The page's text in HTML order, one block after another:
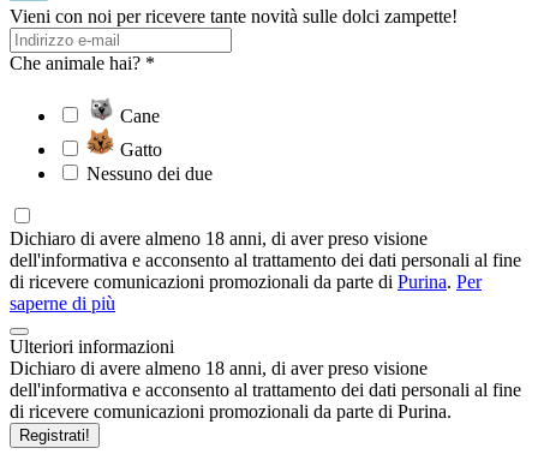
Vieni con noi per ricevere tante novità sulle dolci zampette!
Che animale hai? *
Cane
Gatto
Nessuno dei due
Dichiaro di avere almeno 18 anni, di aver preso visione
dell'informativa e acconsento al trattamento dei dati personali al fine
di ricevere comunicazioni promozionali da parte di Purina. Per
saperne di più
Ulteriori informazioni
Dichiaro di avere almeno 18 anni, di aver preso visione
dell'informativa e acconsento al trattamento dei dati personali al fine
di ricevere comunicazioni promozionali da parte di Purina.
Registrati!